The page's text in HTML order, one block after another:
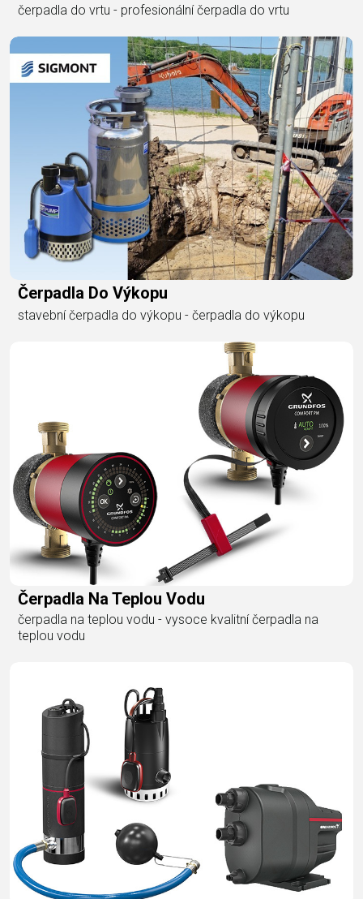
čerpadla do vrtu - profesionální čerpadla do vrtu
Čerpadla Do Výkopu
stavební čerpadla do výkopu - čerpadla do výkopu
Čerpadla Na Teplou Vodu
čerpadla na teplou vodu - vysoce kvalitní čerpadla na
teplou vodu